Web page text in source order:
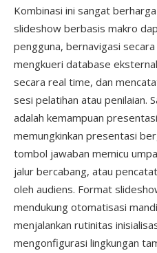
Kombinasi ini sangat
slideshow berbasis makro
pengguna, bernavigasi
mengkueri database
secara real time, dan
sesi pelatihan atau penilaian.
adalah kemampuan
memungkinkan presentasi
tombol jawaban memicu
jalur bercabang, atau
oleh audiens. Format
mendukung otomatisasi
menjalankan rutinitas
mengonfigurasi lingkungan